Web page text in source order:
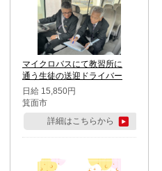
マイクロバスにて教習所に
通う生徒の送迎ドライバー
日給 15,850円
箕面市
詳細はこちらから